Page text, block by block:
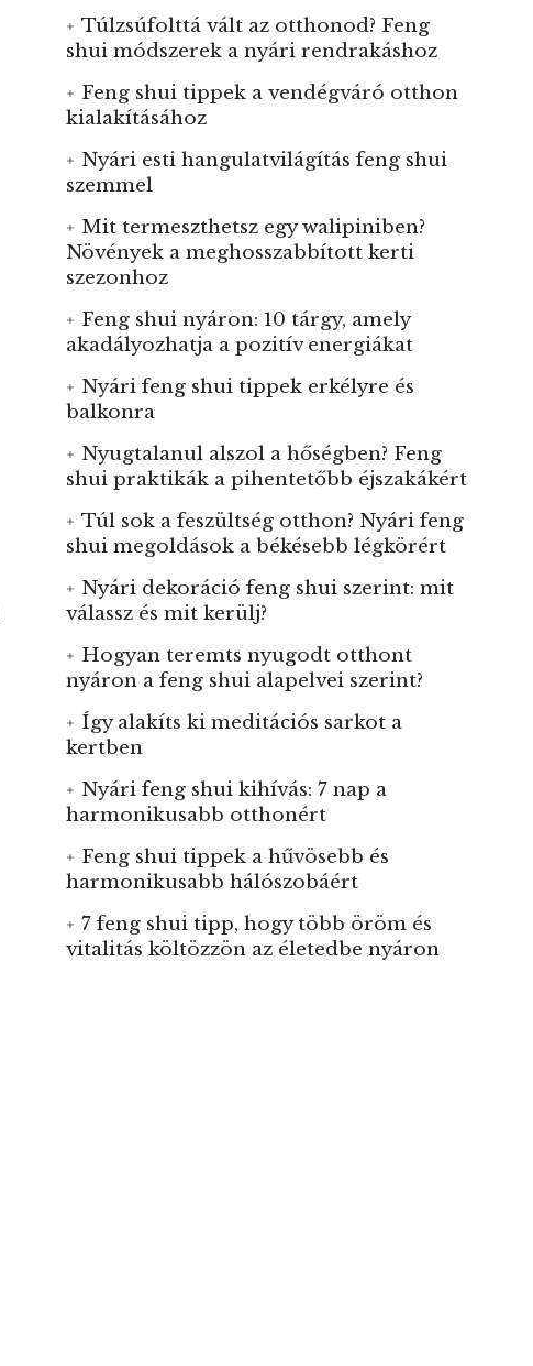
Túlzsúfolttá vált az otthonod? Feng
shui módszerek a nyári rendrakáshoz
Feng shui tippek a vendégváró otthon
kialakításához
Nyári esti hangulatvilágítás feng shui
szemmel
Mit termeszthetsz egy walipiniben?
Növények a meghosszabbított kerti
szezonhoz
Feng shui nyáron: 10 tárgy, amely
akadályozhatja a pozitív energiákat
Nyári feng shui tippek erkélyre és
balkonra
Nyugtalanul alszol a hőségben? Feng
shui praktikák a pihentetőbb éjszakákért
Túl sok a feszültség otthon? Nyári feng
shui megoldások a békésebb légkörért
Nyári dekoráció feng shui szerint: mit
válassz és mit kerülj?
Hogyan teremts nyugodt otthont
nyáron a feng shui alapelvei szerint?
Így alakíts ki meditációs sarkot a
kertben
Nyári feng shui kihívás: 7 nap a
harmonikusabb otthonért
Feng shui tippek a hűvösebb és
harmonikusabb hálószobáért
7 feng shui tipp, hogy több öröm és
vitalitás költözzön az életedbe nyáron